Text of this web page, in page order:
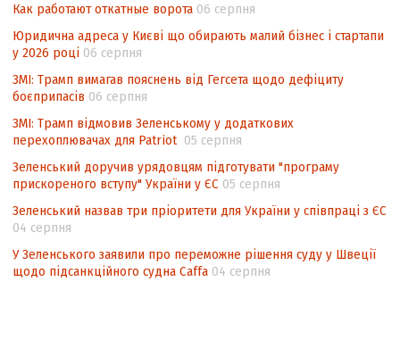
Інформаційна безпека суспільства
Как работают откатные ворота 06 серпня
Юридична адреса у Києві що обирають малий бізнес і стартапи
у 2026 році 06 серпня
ЗМІ: Трамп вимагав пояснень від Гегсета щодо дефіциту
боєприпасів 06 серпня
ЗМІ: Трамп відмовив Зеленському у додаткових
перехоплювачах для Patriot 05 серпня
Зеленський доручив урядовцям підготувати "програму
прискореного вступу" України у ЄС 05 серпня
Зеленський назвав три пріоритети для України у співпраці з ЄС
04 серпня
У Зеленського заявили про переможне рішення суду у Швеції
щодо підсанкційного судна Caffa 04 серпня